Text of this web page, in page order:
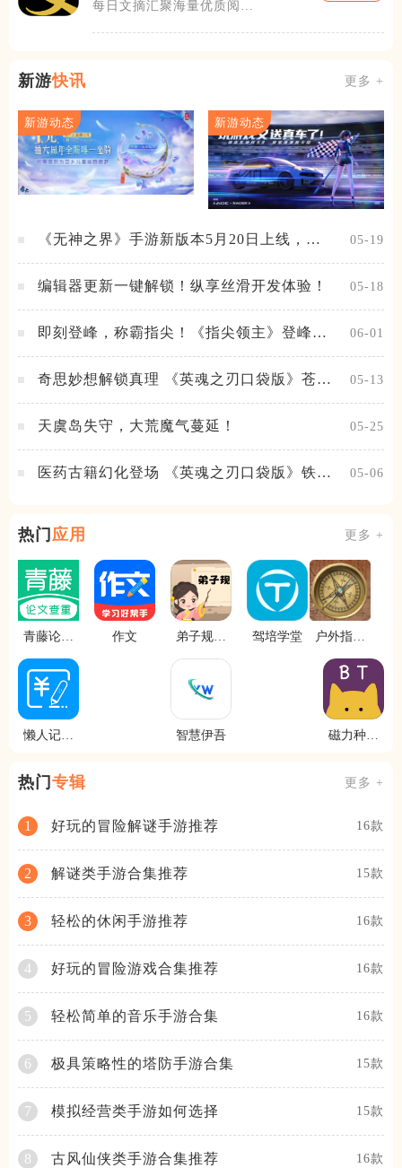
每日文摘汇聚海量优质阅读
新游快讯 更多 +
新游动态 新游动态
《无神之界》手游新版本5月20日上线，女
05-19
编辑器更新一键解锁！纵享丝滑开发体验！ 05-18
即刻登峰，称霸指尖！《指尖领主》登峰测
06-01
奇思妙想解锁真理 《英魂之刃口袋版》苍天
05-13
天虞岛失守，大荒魔气蔓延！ 05-25
医药古籍幻化登场 《英魂之刃口袋版》铁扇
05-06
热门 应用 更多 +
青藤论文
作文
弟子规早
驾培学堂
户外指南
懒人记账
智慧伊吾
磁力种子
热门 专辑 更多 +
1 好玩的冒险解谜手游推荐 16款
2 解谜类手游合集推荐 15款
3 轻松的休闲手游推荐 16款
4 好玩的冒险游戏合集推荐 16款
5 轻松简单的音乐手游合集 16款
6 极具策略性的塔防手游合集 15款
7 模拟经营类手游如何选择 15款
8 古风仙侠类手游合集推荐 16款